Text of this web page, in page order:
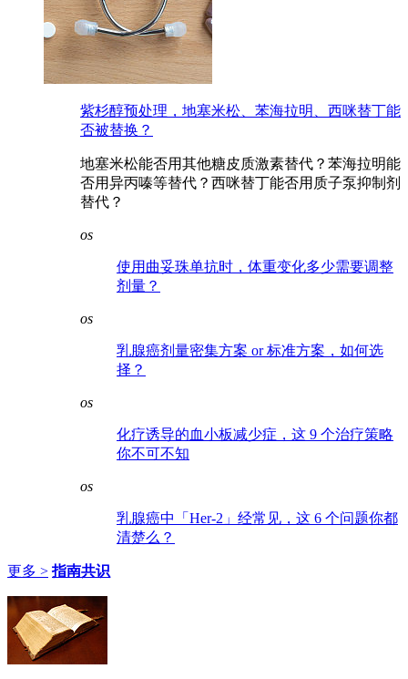
紫杉醇预处理，地塞米松、苯海拉明、西咪替丁能
否被替换？
地塞米松能否用其他糖皮质激素替代？苯海拉明能
否用异丙嗪等替代？西咪替丁能否用质子泵抑制剂
替代？
os
使用曲妥珠单抗时，体重变化多少需要调整
剂量？
os
乳腺癌剂量密集方案 or 标准方案，如何选
择？
os
化疗诱导的血小板减少症，这 9 个治疗策略
你不可不知
os
乳腺癌中「Her-2」经常见，这 6 个问题你都
清楚么？
更多 > 指南共识